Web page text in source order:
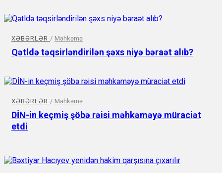
XƏBƏRLƏR / Məhkəmə
Qətldə təqsirləndirilən şəxs niyə bəraət alıb?
XƏBƏRLƏR / Məhkəmə
DİN-in keçmiş şöbə rəisi məhkəməyə müraciət
etdi